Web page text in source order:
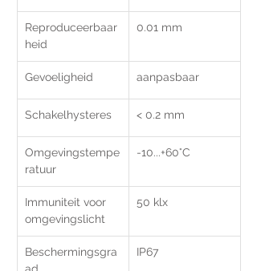
Reproduceerbaar
heid
0.01 mm
Gevoeligheid aanpasbaar
Schakelhysteres < 0.2 mm
Omgevingstempe
ratuur
-10...+60°C
Immuniteit voor
omgevingslicht
50 klx
Beschermingsgra